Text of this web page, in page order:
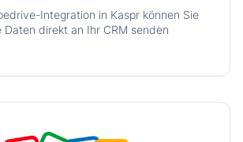
Integration in Kaspr können Sie
Daten direkt an Ihr CRM senden